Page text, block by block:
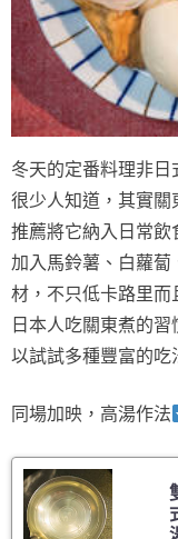
冬天的定番料理非日
很少人知道，其實關
推薦將它納入日常飲
加入馬鈴薯、白蘿蔔
材，不只低卡路里而
日本人吃關東煮的
以試試多種豐富的吃
同場加映，高湯作法